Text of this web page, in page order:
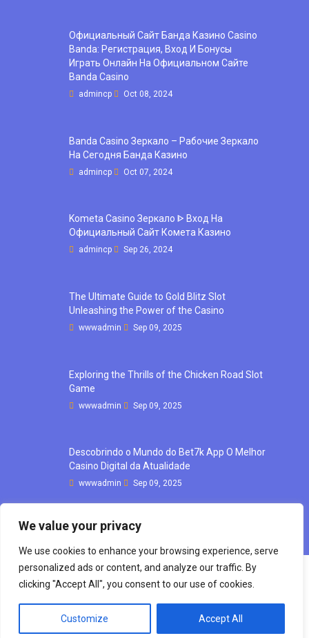
We value your privacy
We use cookies to enhance your browsing experience, serve
personalized ads or content, and analyze our traffic. By
clicking "Accept All", you consent to our use of cookies.
Customize Accept All
Официальный Сайт Банда Казино Casino
Banda: Регистрация, Вход И Бонусы ️
Играть Онлайн На Официальном Сайте
Banda Casino
admincp Oct 08, 2024
Banda Casino Зеркало – Рабочие Зеркало
На Сегодня Банда Казино
admincp Oct 07, 2024
Kometa Casino Зеркало ᐈ Вход На
Официальный Сайт Комета Казино
admincp Sep 26, 2024
The Ultimate Guide to Gold Blitz Slot
Unleashing the Power of the Casino
wwwadmin Sep 09, 2025
Exploring the Thrills of the Chicken Road Slot
Game
wwwadmin Sep 09, 2025
Descobrindo o Mundo do Bet7k App O Melhor
Casino Digital da Atualidade
wwwadmin Sep 09, 2025
Copyright © mourong, 2021 All rights reserve d